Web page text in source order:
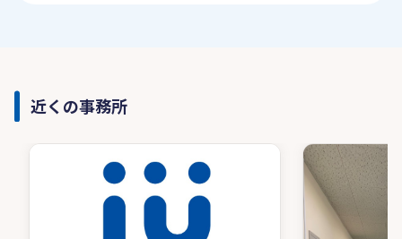
近くの事務所